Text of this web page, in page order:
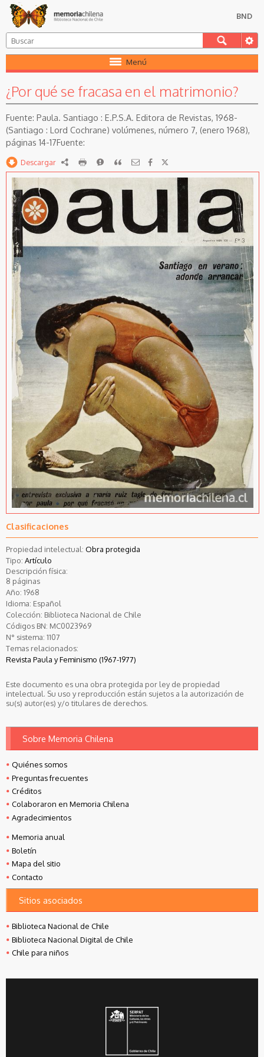
BND
Menú
¿Por qué se fracasa en el matrimonio?
Paula. Santiago : E.P.S.A. Editora de Revistas, 1968-
(Santiago : Lord Cochrane) volúmenes, número 7, (enero 1968),
páginas 14-17
Descargar RDF imprimirReportarCitar
Clasificaciones
Propiedad intelectual: Obra protegida
Tipo: Artículo
Descripción física:
8 páginas
Año: 1968
Idioma: Español
Colección: Biblioteca Nacional de Chile
Códigos BN: MC0023969
N° sistema: 1107
Temas relacionados:
Revista Paula y Feminismo (1967-1977)
Este documento es una obra protegida por ley de propiedad
intelectual. Su uso y reproducción están sujetos a la autorización de
su(s) autor(es) y/o titulares de derechos.
Sobre Memoria Chilena
Quiénes somos
Preguntas frecuentes
Créditos
Colaboraron en Memoria Chilena
Agradecimientos
Memoria anual
Boletín
Mapa del sitio
Contacto
Sitios asociados
Biblioteca Nacional de Chile
Biblioteca Nacional Digital de Chile
Chile para niños